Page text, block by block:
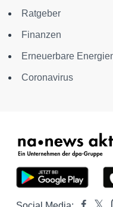
Ratgeber
Finanzen
Erneuerbare
Coronavirus